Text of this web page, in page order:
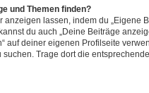
und Themen finden?
lassen, indem du „Eigene
du auch „Deine Beiträge
auf deiner eigenen Profilseite
Trage dort die